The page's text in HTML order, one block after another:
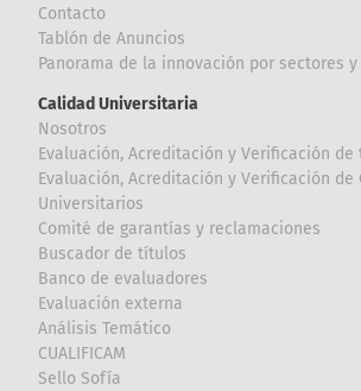
Contacto
Tablón de Anuncios
Panorama de la innovación por sectores
Calidad Universitaria
Nosotros
Evaluación, Acreditación y Verificación
Evaluación, Acreditación y Verificación de
Universitarios
Comité de garantías y reclamaciones
Buscador de títulos
Banco de evaluadores
Evaluación externa
Análisis Temático
CUALIFICAM
Sello Sofía